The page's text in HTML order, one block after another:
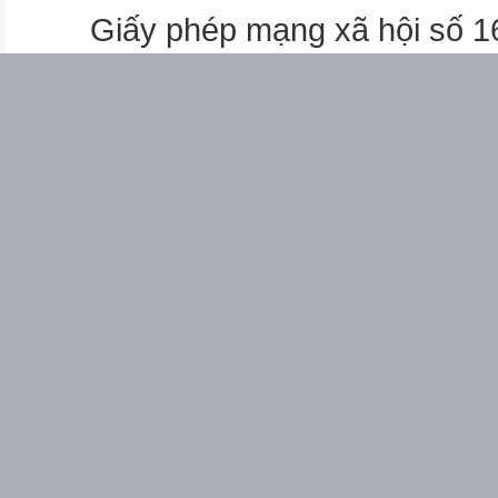
+ Câu 1- 2: giới thiệu vấn đề
Giấy phép mạng xã hội số